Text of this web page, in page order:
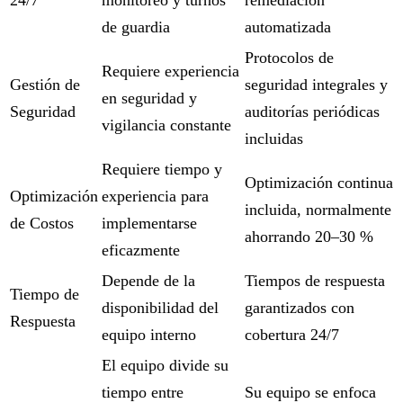
de guardia
automatizada
Gestión de
Seguridad
Requiere experiencia
en seguridad y
vigilancia constante
Protocolos de
seguridad integrales y
auditorías periódicas
incluidas
Optimización
de Costos
Requiere tiempo y
experiencia para
implementarse
eficazmente
Optimización continua
incluida, normalmente
ahorrando 20–30 %
Tiempo de
Respuesta
Depende de la
disponibilidad del
equipo interno
Tiempos de respuesta
garantizados con
cobertura 24/7
El equipo divide su
tiempo entre
Su equipo se enfoca